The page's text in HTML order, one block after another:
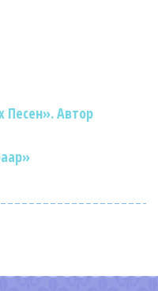
Песен». Автор